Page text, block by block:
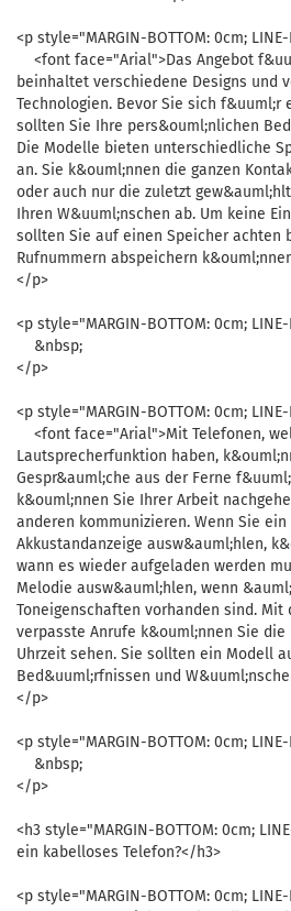
<p style="MARGIN-BOTTOM: 0cm; LINE-
<font face="Arial">Das Angebot
beinhaltet verschiedene Designs und
Technologien. Bevor Sie sich f&uuml;r
sollten Sie Ihre pers&ouml;nlichen
Die Modelle bieten unterschiedliche
an. Sie k&ouml;nnen die ganzen
oder auch nur die zuletzt
Ihren W&uuml;nschen ab. Um keine
sollten Sie auf einen Speicher achten
Rufnummern abspeichern
</p>
<p style="MARGIN-BOTTOM: 0cm; LINE-
&nbsp;
</p>
<p style="MARGIN-BOTTOM: 0cm; LINE-
<font face="Arial">Mit Telefonen,
Lautsprecherfunktion haben,
Gespr&auml;che aus der Ferne
k&ouml;nnen Sie Ihrer Arbeit
anderen kommunizieren. Wenn Sie
Akkustandanzeige ausw&auml;hlen,
wann es wieder aufgeladen werden
Melodie ausw&auml;hlen, wenn
Toneigenschaften vorhanden sind. Mit
verpasste Anrufe k&ouml;nnen Sie die
Uhrzeit sehen. Sie sollten ein Modell
Bed&uuml;rfnissen und
</p>
<p style="MARGIN-BOTTOM: 0cm; LINE-
&nbsp;
</p>
<h3 style="MARGIN-BOTTOM: 0cm;
ein kabelloses Telefon?</h3>
<p style="MARGIN-BOTTOM: 0cm; LINE-